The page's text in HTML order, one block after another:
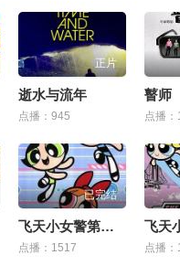
正片
逝水与流年
点播：945
瞽师
点播：
已完结
飞天小女警第四季
点播：1517 点播